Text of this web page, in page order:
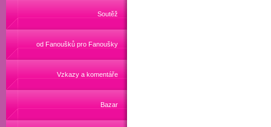
Soutěž
od Fanoušků pro Fanoušky
Vzkazy a komentáře
Bazar